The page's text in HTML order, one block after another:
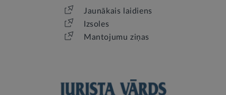
Jaunākais laidiens
Izsoles
Mantojumu ziņas